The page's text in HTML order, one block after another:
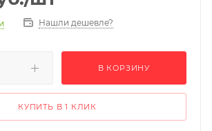
Нашли дешевле?
В КОРЗИНУ
КУПИТЬ В 1 КЛИК